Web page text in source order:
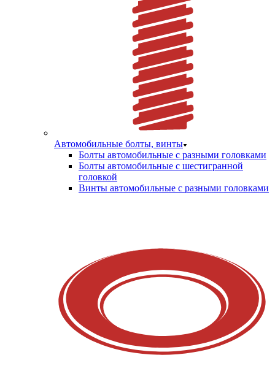
Автомобильные болты, винты
Болты автомобильные с разными головками
Болты автомобильные с шестигранной
головкой
Винты автомобильные с разными головками